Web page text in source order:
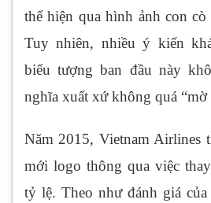
thể hiện qua hình ảnh con cò
Tuy nhiên, nhiều ý kiến
biểu tượng ban đầu này
nghĩa xuất xứ không quá “mờ
Năm 2015, Vietnam Airlines
mới logo thông qua việc
tỷ lệ. Theo như đánh giá